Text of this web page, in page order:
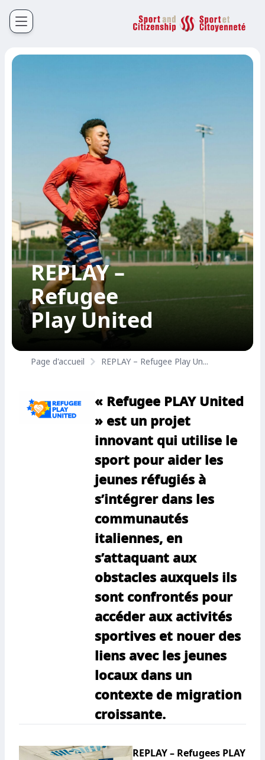
Sport et Citoyenneté
Français
REPLAY –
Refugee
Play United
Page d'accueil REPLAY – Refugee Play Un...
« Refugee PLAY United
» est un projet
innovant qui utilise le
sport pour aider les
jeunes réfugiés à
s’intégrer dans les
communautés
italiennes, en
s’attaquant aux
obstacles auxquels ils
sont confrontés pour
accéder aux activités
sportives et nouer des
liens avec les jeunes
locaux dans un
contexte de migration
croissante.
REPLAY – Refugees PLAY